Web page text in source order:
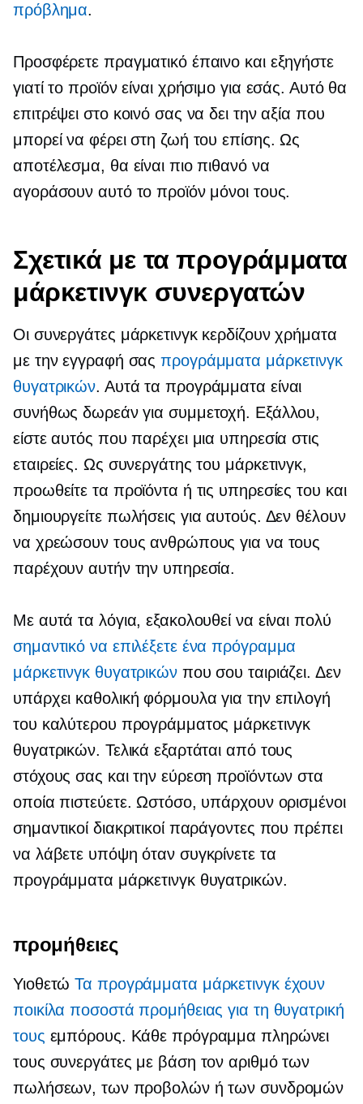
πρόβλημα.
Προσφέρετε πραγματικό έπαινο και εξηγήστε
γιατί το προϊόν είναι χρήσιμο για εσάς. Αυτό θα
επιτρέψει στο κοινό σας να δει την αξία που
μπορεί να φέρει στη ζωή του επίσης. Ως
αποτέλεσμα, θα είναι πιο πιθανό να
αγοράσουν αυτό το προϊόν μόνοι τους.
Σχετικά με τα προγράμματα
μάρκετινγκ συνεργατών
Οι συνεργάτες μάρκετινγκ κερδίζουν χρήματα
με την εγγραφή σαςπρογράμματα μάρκετινγκ
θυγατρικών. Αυτά τα προγράμματα είναι
συνήθως δωρεάν για συμμετοχή. Εξάλλου,
είστε αυτός που παρέχει μια υπηρεσία στις
εταιρείες. Ως συνεργάτης του μάρκετινγκ,
προωθείτε τα προϊόντα ή τις υπηρεσίες του και
δημιουργείτε πωλήσεις για αυτούς. Δεν θέλουν
να χρεώσουν τους ανθρώπους για να τους
παρέχουν αυτήν την υπηρεσία.
Με αυτά τα λόγια, εξακολουθεί να είναι πολύ
σημαντικό να επιλέξετε ένα πρόγραμμα
μάρκετινγκ θυγατρικώνπου σου ταιριάζει. Δεν
υπάρχει καθολική φόρμουλα για την επιλογή
του καλύτερου προγράμματος μάρκετινγκ
θυγατρικών. Τελικά εξαρτάται από τους
στόχους σας και την εύρεση προϊόντων στα
οποία πιστεύετε. Ωστόσο, υπάρχουν ορισμένοι
σημαντικοί διακριτικοί παράγοντες που πρέπει
να λάβετε υπόψη όταν συγκρίνετε τα
προγράμματα μάρκετινγκ θυγατρικών.
προμήθειες
ΥιοθετώΤα προγράμματα μάρκετινγκ έχουν
ποικίλα ποσοστά προμήθειας για τη θυγατρική
τους εμπόρους. Κάθε πρόγραμμα πληρώνει
τους συνεργάτες με βάση τον αριθμό των
πωλήσεων, των προβολών ή των συνδρομών